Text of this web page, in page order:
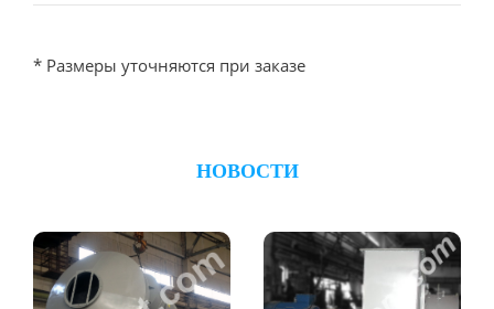
* Размеры уточняются при заказе
НОВОСТИ